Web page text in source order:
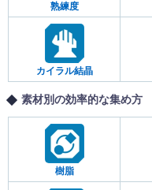
熟練度
カイラル結晶
素材別の効率的な集め方
樹脂